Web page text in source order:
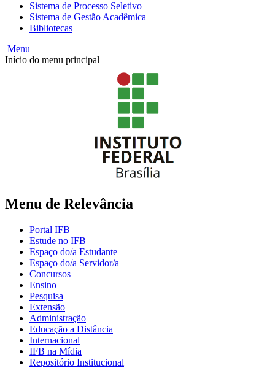
Sistema de Processo Seletivo
Sistema de Gestão Acadêmica
Bibliotecas
Menu
Início do menu principal
Menu de Relevância
Portal IFB
Estude no IFB
Espaço do/a Estudante
Espaço do/a Servidor/a
Concursos
Ensino
Pesquisa
Extensão
Administração
Educação a Distância
Internacional
IFB na Mídia
Repositório Institucional